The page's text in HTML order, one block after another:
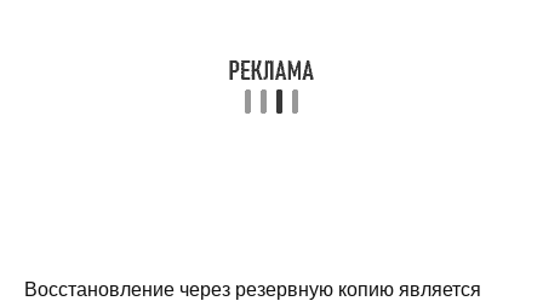
Восстановление через резервную копию является